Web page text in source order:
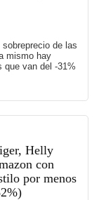
de las
mismo hay
que van del -31%
Helly
con
por menos